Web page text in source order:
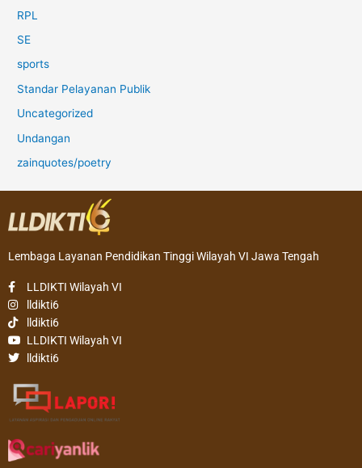
RPL
SE
sports
Standar Pelayanan Publik
Uncategorized
Undangan
zainquotes/poetry
Lembaga Layanan Pendidikan Tinggi Wilayah VI Jawa Tengah
LLDIKTI Wilayah VI
lldikti6
lldikti6
LLDIKTI Wilayah VI
lldikti6